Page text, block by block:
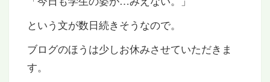
という文が数日続きそうなので。
ブログのほうは少しお休みさせていただきま
す。